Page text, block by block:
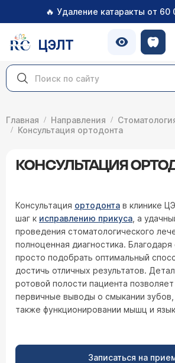
🔥 Удаление катаракты от 60
ЦЭЛТ
Главная Направления
Консультация ортодонта
КОНСУЛЬТАЦИЯ
Консультация ортодонта в клинике
шаг к исправлению прикуса , а
проведения стоматологического
полноценная диагностика.
просто подобрать оптимальный
достичь отличных результатов.
ротовой полости пациента
первичные выводы о смыкании
также функционировании мышц и
Записаться на